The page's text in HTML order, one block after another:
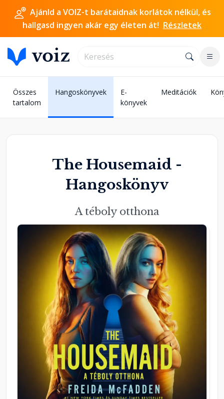
Ajánld a VOIZ-t barátaidnak korlátok nélkül, és
hallgasd ingyen akár egy életen át! Részletek
Összes
tartalom
Hangoskönyvek
E-
könyvek
Meditációk
The Housemaid -
Hangoskönyv
A téboly otthona